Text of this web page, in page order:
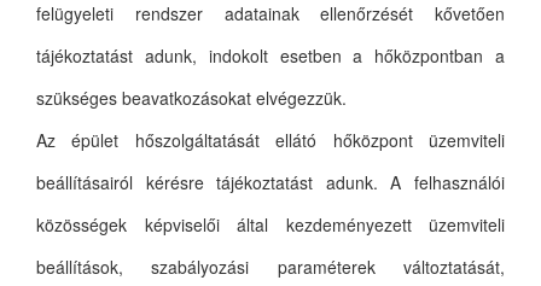
felügyeleti rendszer adatainak ellenőrzését kővetően
tájékoztatást adunk, indokolt esetben a hőközpontban a
szükséges beavatkozásokat elvégezzük.
Az épület hőszolgáltatását ellátó hőközpont üzemviteli
beállításairól kérésre tájékoztatást adunk. A felhasználói
közösségek képviselői által kezdeményezett üzemviteli
beállítások, szabályozási paraméterek változtatását,